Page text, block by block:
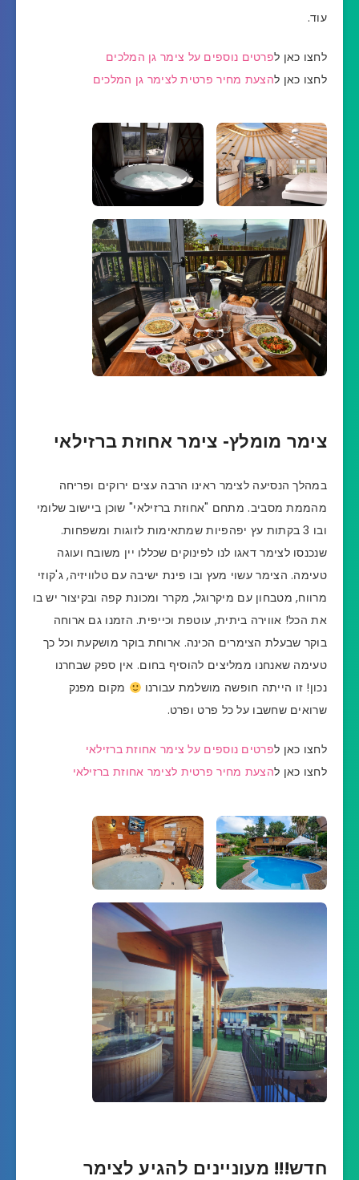
עוד.
לחצו כאן לפרטים נוספים על צימר גן המלכים
לחצו כאן להצעת מחיר פרטית לצימר גן המלכים
צימר מומלץ- צימר אחוזת ברזילאי
במהלך הנסיעה לצימר ראינו הרבה עצים ירוקים ופריחה
מהממת מסביב. מתחם "אחוזת ברזילאי" שוכן ביישוב שלומי
ובו 3 בקתות עץ יפהפיות שמתאימות לזוגות ומשפחות.
שנכנסו לצימר דאגו לנו לפינוקים שכללו יין משובח ועוגה
טעימה. הצימר עשוי מעץ ובו פינת ישיבה עם טלוויזיה, ג'קוזי
מרווח, מטבחון עם מיקרוגל, מקרר ומכונת קפה ובקיצור יש בו
את הכל! אווירה ביתית, עוטפת וכייפית. הזמנו גם ארוחה
בוקר שבעלת הצימרים הכינה. ארוחת בוקר מושקעת וכל כך
טעימה שאנחנו ממליצים להוסיף בחום. אין ספק שבחרנו
נכון! זו הייתה חופשה מושלמת עבורנו
מקום מפנק
שרואים שחשבו על כל פרט ופרט.
לחצו כאן לפרטים נוספים על צימר אחוזת ברזילאי
לחצו כאן להצעת מחיר פרטית לצימר אחוזת ברזילאי
חדש!!! מעוניינים להגיע לצימר